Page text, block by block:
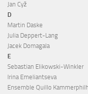
Jan Cyž
D
Martin Daske
Julia Deppert-Lang
Jacek Domagala
E
Sebastian Elikowski-Winkler
Irina Emeliantseva
Ensemble Quillo